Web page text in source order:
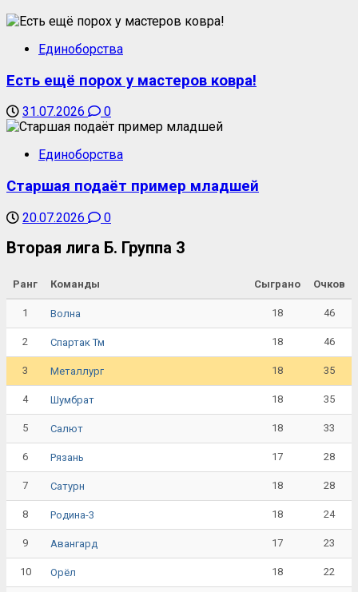
Единоборства
Есть ещё порох у мастеров ковра!
31.07.2026 0
Единоборства
Старшая подаёт пример младшей
20.07.2026 0
Вторая лига Б. Группа 3
Ранг Команды Сыграно Очков
1 Волна 18 46
2 Спартак Тм 18 46
3 Металлург 18 35
4 Шумбрат 18 35
5 Салют 18 33
6 Рязань 17 28
7 Сатурн 18 28
8 Родина-3 18 24
9 Авангард 17 23
10 Орёл 18 22